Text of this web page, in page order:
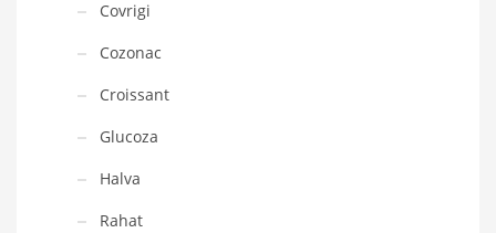
Covrigi
Cozonac
Croissant
Glucoza
Halva
Rahat